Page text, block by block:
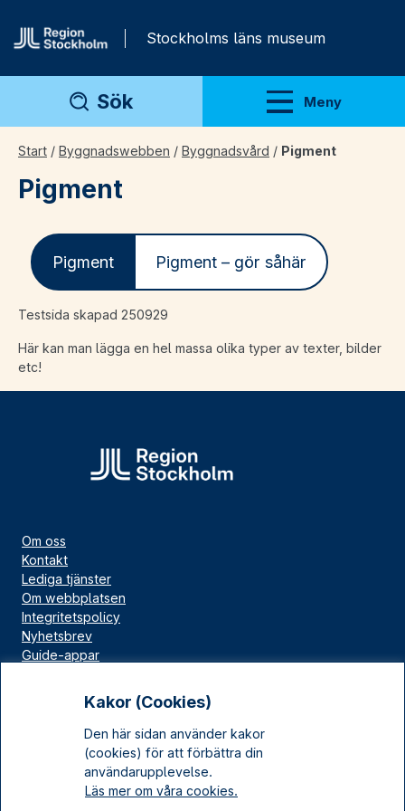
Kakor (Cookies)
Den här sidan använder kakor
(cookies) för att förbättra din
användarupplevelse.
Läs mer om våra cookies.
Stockholms läns museum
Sök Meny
Visa meny
Start / Byggnadswebben / Byggnadsvård / Pigment
Pigment
Pigment Pigment – gör såhär
Testsida skapad 250929
Här kan man lägga en hel massa olika typer av texter, bilder
etc!
Om oss
Kontakt
Lediga tjänster
Om webbplatsen
Integritetspolicy
Nyhetsbrev
Guide-appar
Kulturarv Stockholm
Sociala medier